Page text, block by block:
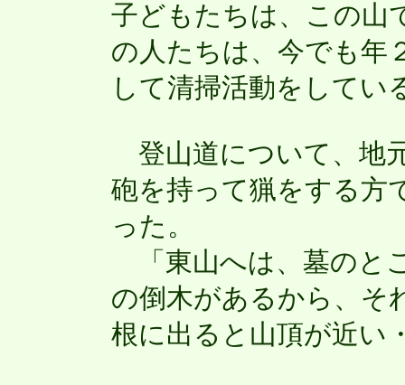
子どもたちは、この山
の人たちは、今でも年
して清掃活動をしてい
登山道について、地
砲を持って猟をする方
った。
「東山へは、墓のと
の倒木があるから、そ
根に出ると山頂が近い